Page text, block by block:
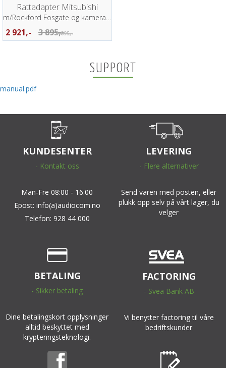
Rattadapter Mitsubishi
m/Rockford Fosgate og kamera ++
2 921,- 3 895,-3 895,-
SUPPORT
manual.pdf
KUNDESENTER
- Kontakt oss
Man-Fre 08:00 - 16:00
Epost: info(a)audiocom.no
Telefon: 928 44 000
LEVERING
- Flere alternativer
Send varen med posten, eller
plukk opp selv på vårt lager, du
velger
BETALING
- Sikker betaling
Dine betalingskort opplysninger
alltid beskyttet med
krypteringsteknologi.
FACTORING
- Svea Bank AB
Vi benytter factoring til våre
bedriftskunder